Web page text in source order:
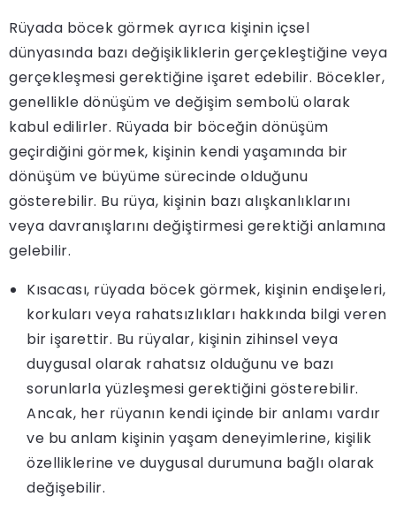
Rüyada böcek görmek ayrıca kişinin içsel
dünyasında bazı değişikliklerin gerçekleştiğine veya
gerçekleşmesi gerektiğine işaret edebilir. Böcekler,
genellikle dönüşüm ve değişim sembolü olarak
kabul edilirler. Rüyada bir böceğin dönüşüm
geçirdiğini görmek, kişinin kendi yaşamında bir
dönüşüm ve büyüme sürecinde olduğunu
gösterebilir. Bu rüya, kişinin bazı alışkanlıklarını
veya davranışlarını değiştirmesi gerektiği anlamına
gelebilir.
Kısacası, rüyada böcek görmek, kişinin endişeleri,
korkuları veya rahatsızlıkları hakkında bilgi veren
bir işarettir. Bu rüyalar, kişinin zihinsel veya
duygusal olarak rahatsız olduğunu ve bazı
sorunlarla yüzleşmesi gerektiğini gösterebilir.
Ancak, her rüyanın kendi içinde bir anlamı vardır
ve bu anlam kişinin yaşam deneyimlerine, kişilik
özelliklerine ve duygusal durumuna bağlı olarak
değişebilir.